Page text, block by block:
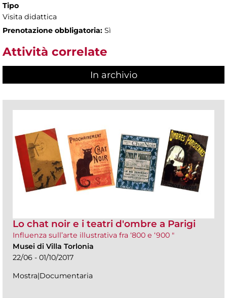
Tipo
Visita didattica
Prenotazione obbligatoria: Sì
Attività correlate
In archivio
Lo chat noir e i teatri d'ombre a Parigi
Influenza sull’arte illustrativa fra ‘800 e ‘900 "
Musei di Villa Torlonia
22/06 - 01/10/2017
Mostra|Documentaria